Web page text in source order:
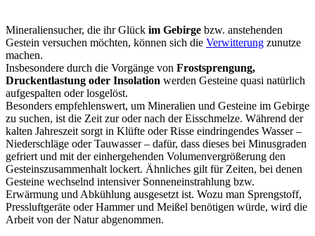
Mineraliensucher, die ihr Glück im Gebirge bzw. anstehenden
Gestein versuchen möchten, können sich die Verwitterung zunutze
machen.
Insbesondere durch die Vorgänge von Frostsprengung,
Druckentlastung oder Insolation werden Gesteine quasi natürlich
aufgespalten oder losgelöst.
Besonders empfehlenswert, um Mineralien und Gesteine im Gebirge
zu suchen, ist die Zeit zur oder nach der Eisschmelze. Während der
kalten Jahreszeit sorgt in Klüfte oder Risse eindringendes Wasser –
Niederschläge oder Tauwasser – dafür, dass dieses bei Minusgraden
gefriert und mit der einhergehenden Volumenvergrößerung den
Gesteinszusammenhalt lockert. Ähnliches gilt für Zeiten, bei denen
Gesteine wechselnd intensiver Sonneneinstrahlung bzw.
Erwärmung und Abkühlung ausgesetzt ist. Wozu man Sprengstoff,
Pressluftgeräte oder Hammer und Meißel benötigen würde, wird die
Arbeit von der Natur abgenommen.